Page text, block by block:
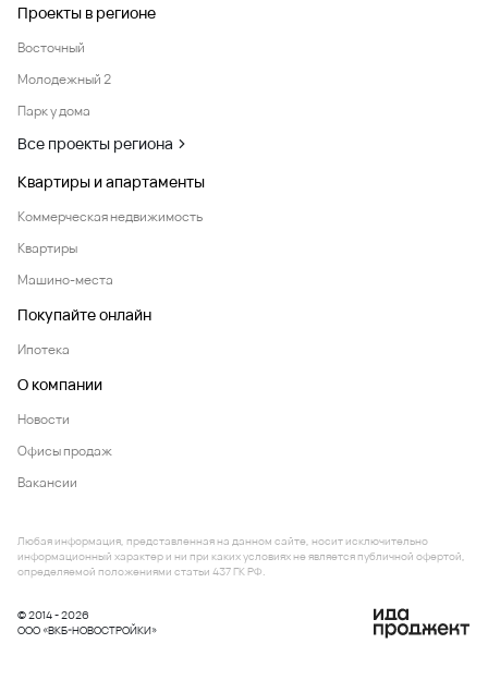
Проекты в регионе
Восточный
Молодежный 2
Парк у дома
Все проекты региона
Квартиры и апартаменты
Коммерческая недвижимость
Квартиры
Машино-места
Покупайте онлайн
Ипотека
О компании
Новости
Офисы продаж
Вакансии
© 2014 - 2026
ООО «ВКБ-НОВОСТРОЙКИ»
Любая информация, представленная на данном сайте, носит исключительно
информационный характер и ни при каких условиях не является публичной офертой,
определяемой положениями статьи 437 ГК РФ.